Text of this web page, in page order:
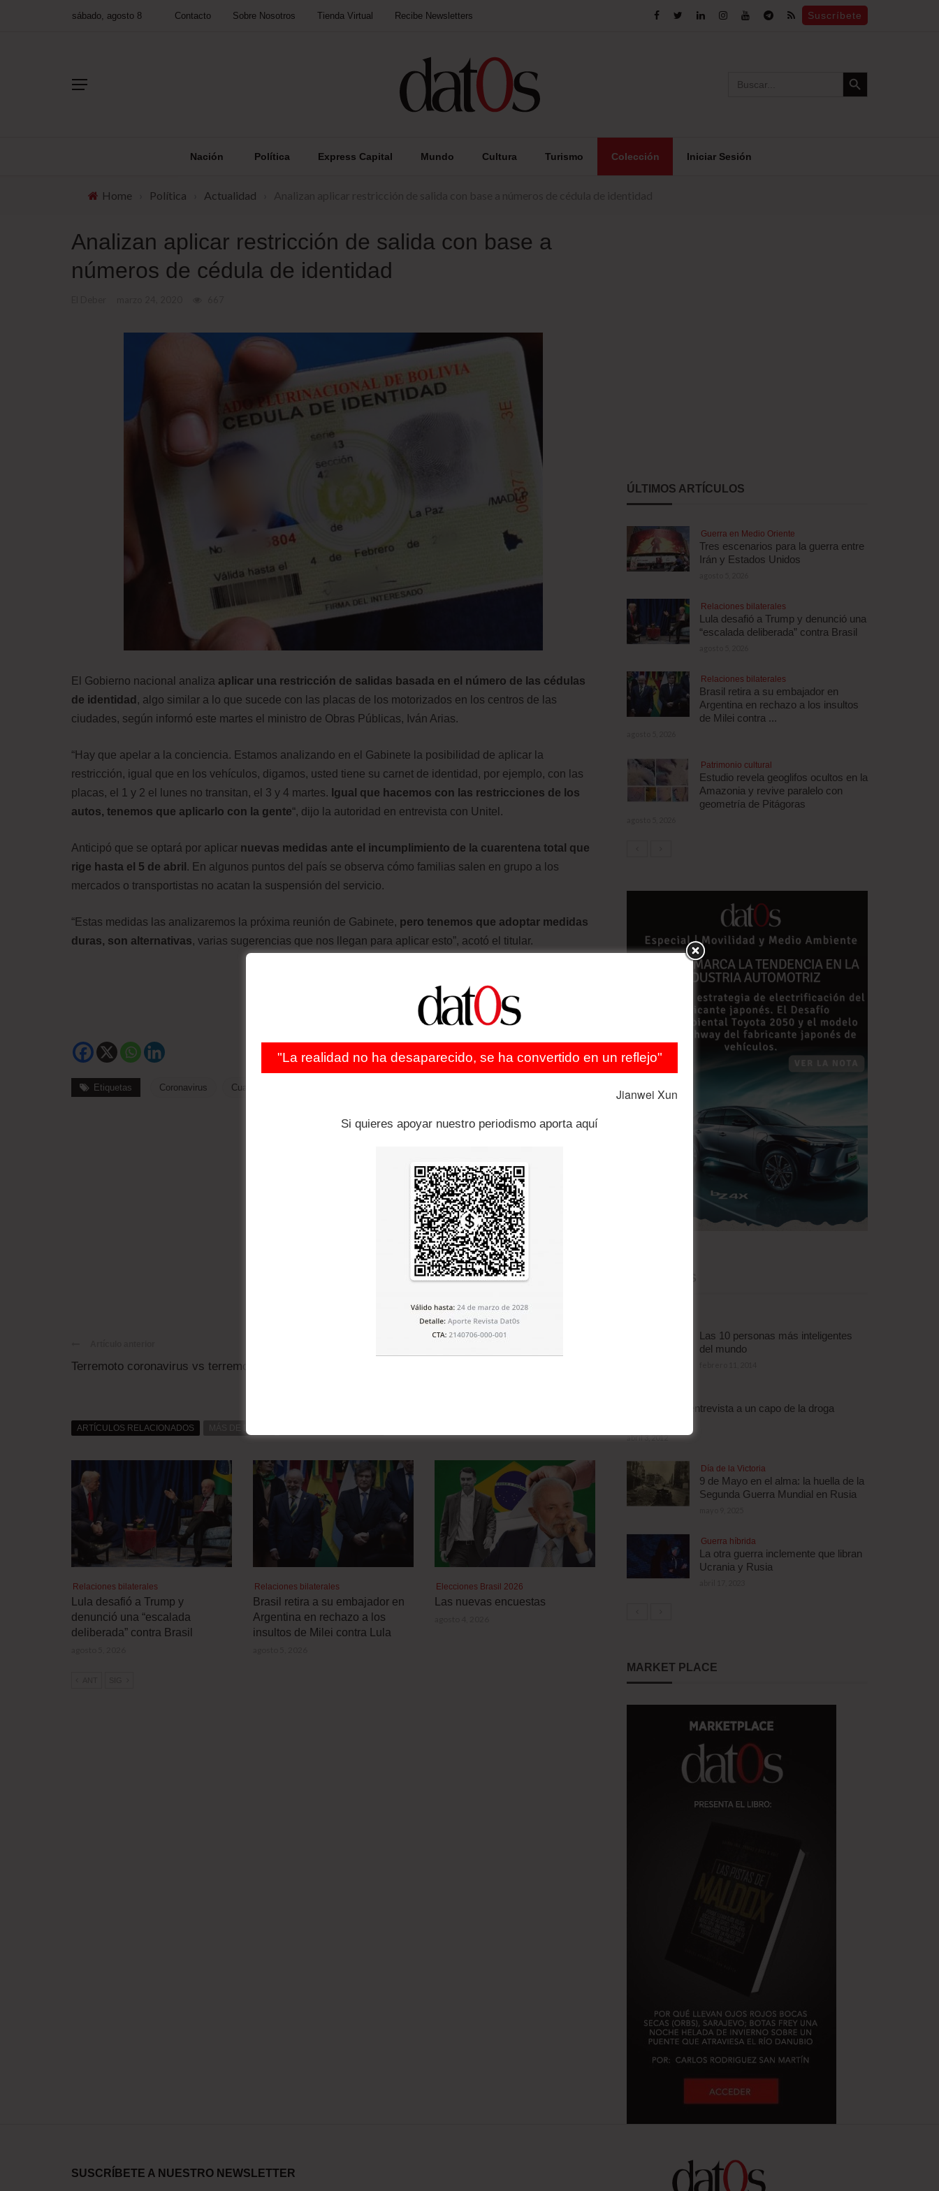
sábado, agosto 8 Contacto Sobre Nosotros Tienda Virtual Recibe Newsletters Suscríbete
for:
Search Button
Nación Política Express Capital Mundo Cultura Turismo Colección Iniciar Sesión
Home Política Actualidad
Analizan aplicar restricción de salida con base a
números de cédula de identidad
El Gobierno nacional analiza aplicar una restricción de salidas basada en el número de las cédulas
de identidad , algo similar a lo que sucede con las placas de los motorizados en los centros de las
ciudades, según informó este martes el ministro de Obras Públicas, Iván Arias.
“Hay que apelar a la conciencia. Estamos analizando en el Gabinete la posibilidad de aplicar la
restricción, igual que en los vehículos, digamos, usted tiene su carnet de identidad, por ejemplo, con las
placas, el 1 y 2 el lunes no transitan, el 3 y 4 martes. Igual que hacemos con las restricciones de los
autos, tenemos que aplicarlo con la gente“, dijo la autoridad en entrevista con Unitel.
Anticipó que se optará por aplicar nuevas medidas ante el incumplimiento de la cuarentena total que
rige hasta el 5 de abril . En algunos puntos del país se observa cómo familias salen en grupo a los
mercados o transportistas no acatan la suspensión del servicio.
“Estas medidas las analizaremos la próxima reunión de Gabinete, pero tenemos que adoptar medidas
duras, son alternativas, varias sugerencias que nos llegan para aplicar esto”, acotó el titular.
Etiquetas Coronavirus Cuarentena
Terremoto coronavirus vs terremoto electoral
ARTÍCULOS RELACIONADOS
Relaciones bilaterales
Lula desafió a Trump y
denunció una “escalada
deliberada” contra Brasil
Relaciones bilaterales
Brasil retira a su embajador en
Argentina en rechazo a los
insultos de Milei contra Lula
Elecciones Brasil 2026
Las nuevas encuestas
ÚLTIMOS ARTÍCULOS
Guerra en Medio Oriente
Tres escenarios para la guerra entre
Irán y Estados Unidos
Relaciones bilaterales
Lula desafió a Trump y denunció una
“escalada deliberada” contra Brasil
Relaciones bilaterales
Brasil retira a su embajador en
Argentina en rechazo a los insultos
de Milei contra ...
Patrimonio cultural
Estudio revela geoglifos ocultos en la
Amazonia y revive paralelo con
geometría de Pitágoras
Las 10 personas más inteligentes
del mundo
Escalofriante entrevista a un capo de la droga
abril 3, 2012
Día de la Victoria
9 de Mayo en el alma: la huella de la
Segunda Guerra Mundial en Rusia
Guerra híbrida
La otra guerra inclemente que libran
Ucrania y Rusia
MARKET PLACE
SUSCRÍBETE A NUESTRO NEWSLETTER
"La realidad no ha desaparecido, se ha convertido en un reflejo"
Jianwei Xun
Si quieres apoyar nuestro periodismo aporta aquí